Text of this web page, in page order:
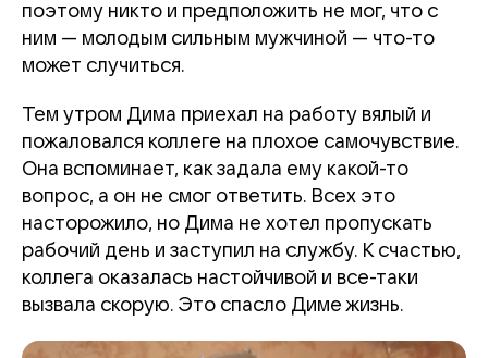
поэтому никто и предположить не мог, что с
ним — молодым сильным мужчиной — что-то
может случиться.
Тем утром Дима приехал на работу вялый и
пожаловался коллеге на плохое самочувствие.
Она вспоминает, как задала ему какой-то
вопрос, а он не смог ответить. Всех это
насторожило, но Дима не хотел пропускать
рабочий день и заступил на службу. К счастью,
коллега оказалась настойчивой и все-таки
вызвала скорую. Это спасло Диме жизнь.